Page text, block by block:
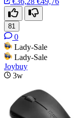
81
0
Lady-Sale
Lady-Sale
Joybuy
3w